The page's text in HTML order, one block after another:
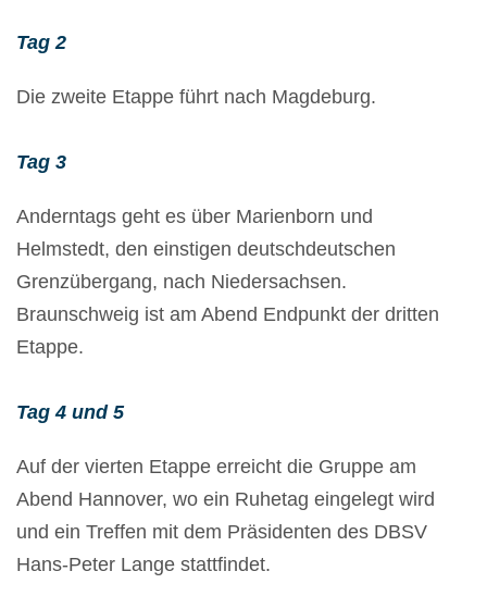
Tag 2
Die zweite Etappe führt nach Magdeburg.
Tag 3
Anderntags geht es über Marienborn und
Helmstedt, den einstigen deutschdeutschen
Grenzübergang, nach Niedersachsen.
Braunschweig ist am Abend Endpunkt der dritten
Etappe.
Tag 4 und 5
Auf der vierten Etappe erreicht die Gruppe am
Abend Hannover, wo ein Ruhetag eingelegt wird
und ein Treffen mit dem Präsidenten des DBSV
Hans-Peter Lange stattfindet.